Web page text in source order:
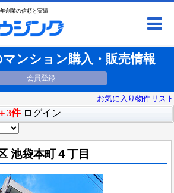
創業の信頼と実績
ンション購入・販売情報
会員登録
お気に入り物件リスト
3件 ログイン
池袋本町４丁目